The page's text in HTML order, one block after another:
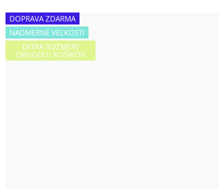
DOPRAVA ZDARMA
NADMERNÉ VEĽKOSTI
EXTRA ROZMERY
OBVODU/ KOŠÍKOV